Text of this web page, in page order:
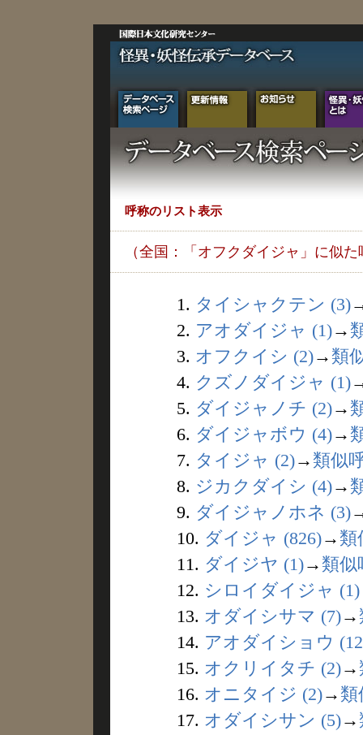
呼称のリスト表示
（全国：「オフクダイジャ」に似た
1. タイシャクテン (3)
2. アオダイジャ (1)→
3. オフクイシ (2)→ 類
4. クズノダイジャ (1)
5. ダイジャノチ (2)→
6. ダイジャボウ (4)→
7. タイジャ (2)→ 類似
8. ジカクダイシ (4)→
9. ダイジャノホネ (3)
10. ダイジャ (826)→ 類
11. ダイジヤ (1)→ 類似
12. シロイダイジャ (1)
13. オダイシサマ (7)→
14. アオダイショウ
15. オクリイタチ (2)→
16. オニタイジ (2)→ 類
17. オダイシサン (5)→